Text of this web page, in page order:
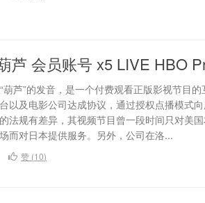
芦 会员账号 x5 LIVE HBO
葫芦”的发音，是一个付费观看正版影视节目
以及电影公司达成协议，通过授权点播模式
法规有差异，其视频节目曾一段时间只对美国
而对日本提供服务。另外，公司在洛...
赞 (10)